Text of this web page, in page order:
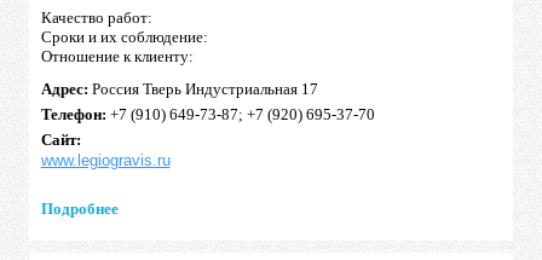
Качество работ:
Сроки и их соблюдение:
Отношение к клиенту:
Адрес: Россия Тверь Индустриальная 17
Телефон: +7 (910) 649-73-87; +7 (920) 695-37-70
Сайт:
www.legiogravis.ru
Подробнее